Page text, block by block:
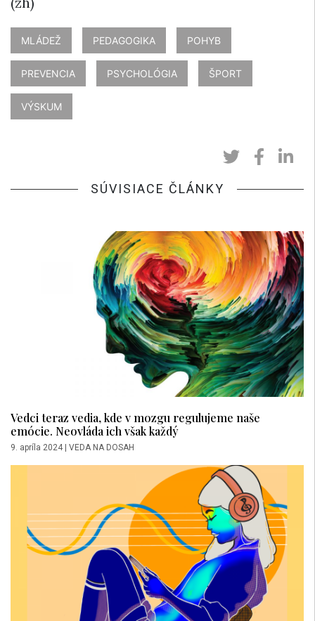
MLÁDEŽ PEDAGOGIKA POHYB
PREVENCIA PSYCHOLÓGIA ŠPORT
VÝSKUM
SÚVISIACE ČLÁNKY
Vedci teraz vedia, kde v mozgu regulujeme naše
emócie. Neovláda ich však každý
9. apríla 2024 | VEDA NA DOSAH